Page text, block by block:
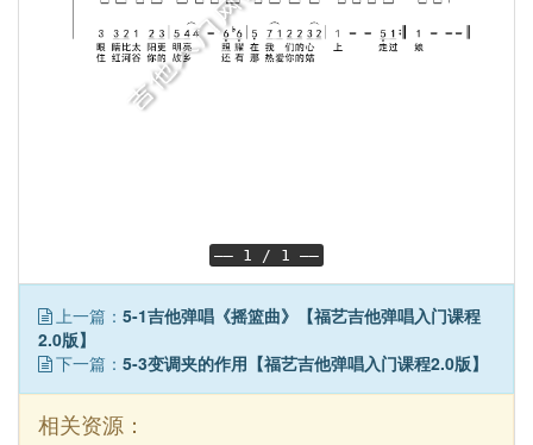
—— 1 / 1 ——
上一篇： 5-1吉他弹唱《摇篮曲》【福艺吉他弹唱入门课程
2.0版】
下一篇： 5-3变调夹的作用【福艺吉他弹唱入门课程2.0版】
相关资源：